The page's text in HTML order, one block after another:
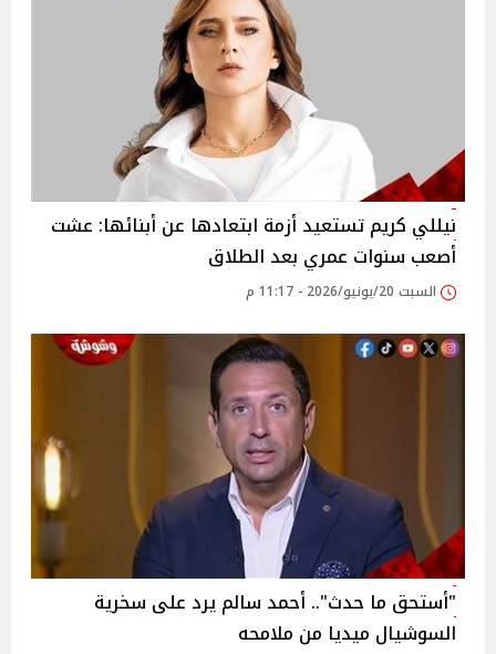
نيللي كريم تستعيد أزمة ابتعادها عن أبنائها: عشت
أصعب سنوات عمري بعد الطلاق
السبت 20/يونيو/2026 - 11:17 م
"أستحق ما حدث".. أحمد سالم يرد على سخرية
السوشيال ميديا من ملامحه